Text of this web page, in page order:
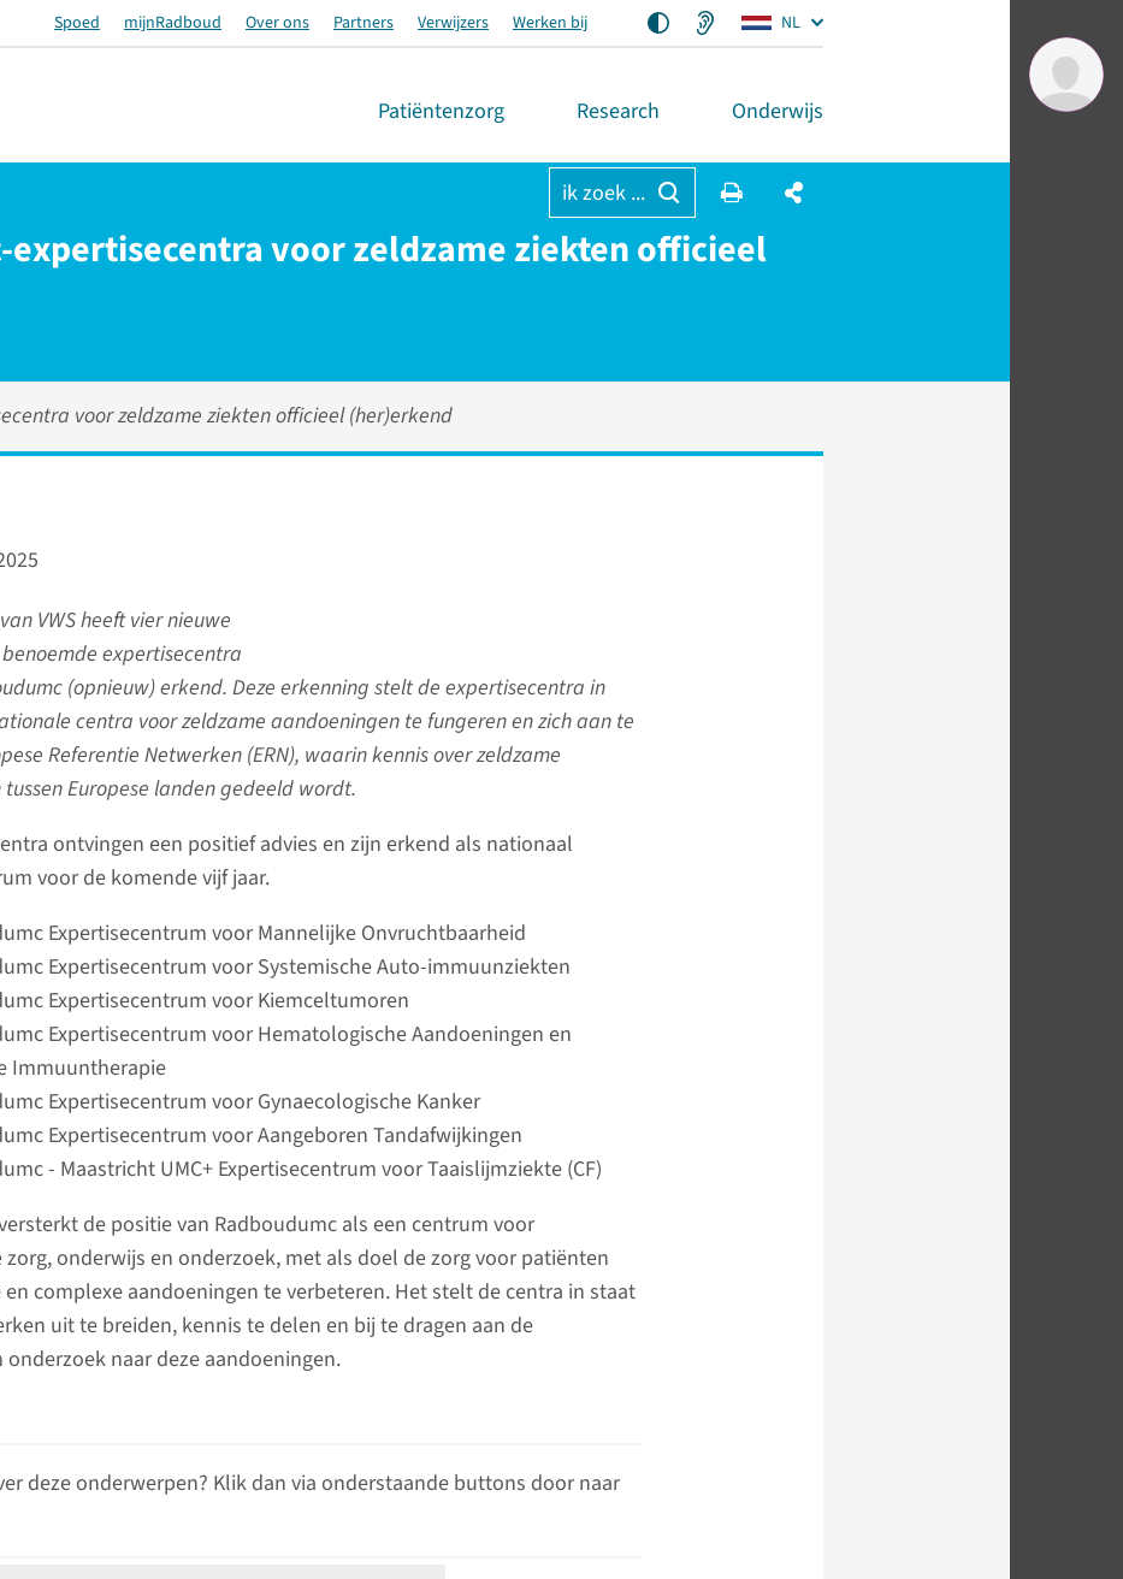
Spoed mijnRadboud Over ons Partners Verwijzers Werken bij NL
Patiëntenzorg Research Onderwijs
ik zoek ...
expertisecentra voor zeldzame ziekten officieel
voor zeldzame ziekten officieel (her)erkend
VWS heeft vier nieuwe
expertisecentra
(opnieuw) erkend. Deze erkenning stelt de expertisecentra in
centra voor zeldzame aandoeningen te fungeren en zich aan te
Referentie Netwerken (ERN), waarin kennis over zeldzame
Europese landen gedeeld wordt.
ontvingen een positief advies en zijn erkend als nationaal
voor de komende vijf jaar.
Expertisecentrum voor Mannelijke Onvruchtbaarheid
Expertisecentrum voor Systemische Auto-immuunziekten
Expertisecentrum voor Kiemceltumoren
Expertisecentrum voor Hematologische Aandoeningen en
Immuuntherapie
Expertisecentrum voor Gynaecologische Kanker
Expertisecentrum voor Aangeboren Tandafwijkingen
- Maastricht UMC+ Expertisecentrum voor Taaislijmziekte (CF)
de positie van Radboudumc als een centrum voor
onderwijs en onderzoek, met als doel de zorg voor patiënten
complexe aandoeningen te verbeteren. Het stelt de centra in staat
uit te breiden, kennis te delen en bij te dragen aan de
naar deze aandoeningen.
deze onderwerpen? Klik dan via onderstaande buttons door naar